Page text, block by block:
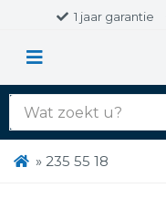
1 jaar garantie
Zoek
naar:
» 235 55 18